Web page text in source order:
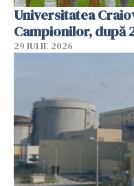
Universitatea
Campionilor, după
29 IULIE 2026